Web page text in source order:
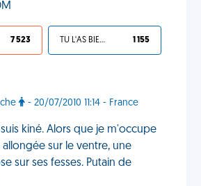
7 523 TU L'AS BIEN MÉRITÉ 1 155
- 20/07/2010 11:14 - France
kiné. Alors que je m'occupe
sur le ventre, une
sur ses fesses. Putain de